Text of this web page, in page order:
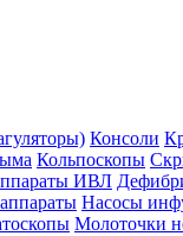
Консоли
Кольпоскопы
ИВЛ
Насосы
Молоточки